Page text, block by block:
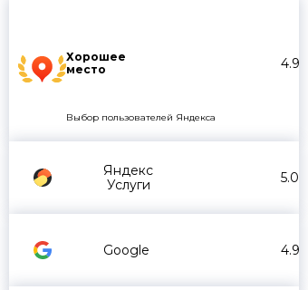
Хорошее
место
4.9
Выбор пользователей Яндекса
Яндекс
Услуги
5.0
Google 4.9